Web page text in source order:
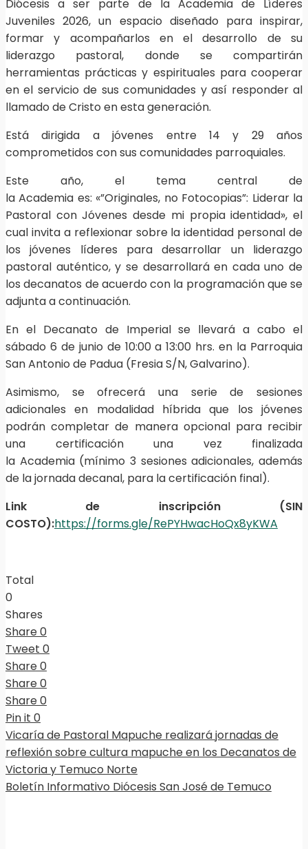
Diócesis a ser parte de la Academia de Líderes
Juveniles 2026, un espacio diseñado para inspirar,
formar y acompañarlos en el desarrollo de su
liderazgo pastoral, donde se compartirán
herramientas prácticas y espirituales para cooperar
en el servicio de sus comunidades y así responder al
llamado de Cristo en esta generación.
Está dirigida a jóvenes entre 14 y 29 años
comprometidos con sus comunidades parroquiales.
Este año, el tema central de
la Academia es: «”Originales, no Fotocopias”: Liderar la
Pastoral con Jóvenes desde mi propia identidad», el
cual invita a reflexionar sobre la identidad personal de
los jóvenes líderes para desarrollar un liderazgo
pastoral auténtico, y se desarrollará en cada uno de
los decanatos de acuerdo con la programación que se
adjunta a continuación.
En el Decanato de Imperial se llevará a cabo el
sábado 6 de junio de 10:00 a 13:00 hrs. en la Parroquia
San Antonio de Padua (Fresia S/N, Galvarino).
Asimismo, se ofrecerá una
serie de sesiones
adicionales en modalidad híbrida que los jóvenes
podrán completar de manera opcional para recibir
una certificación una vez finalizada
la Academia (mínimo 3 sesiones adicionales, además
de la jornada decanal, para la certificación final).
Link de inscripción (SIN
COSTO):https://forms.gle/RePYHwacHoQx8yKWA
Total
0
Shares
Share0
Tweet 0
Share0
Share0
Share0
Pin it 0
Vicaría de Pastoral Mapuche realizará jornadas de
reflexión sobre cultura mapuche en los Decanatos de
Victoria y Temuco Norte
Boletín Informativo Diócesis San José de Temuco